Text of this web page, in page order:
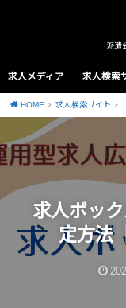
派遣
求人メディア 求人検索
HOME 求人検索サイト
求人ボッ
定方法